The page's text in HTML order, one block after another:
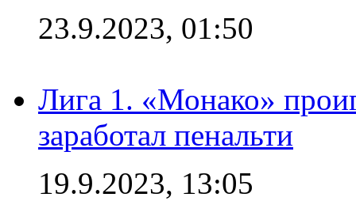
23.9.2023, 01:50
Лига 1. «Монако»
заработал пенальти
19.9.2023, 13:05